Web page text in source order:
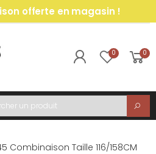
offerte en magasin !
0 0
menu
Combinaison Taille 116/158CM